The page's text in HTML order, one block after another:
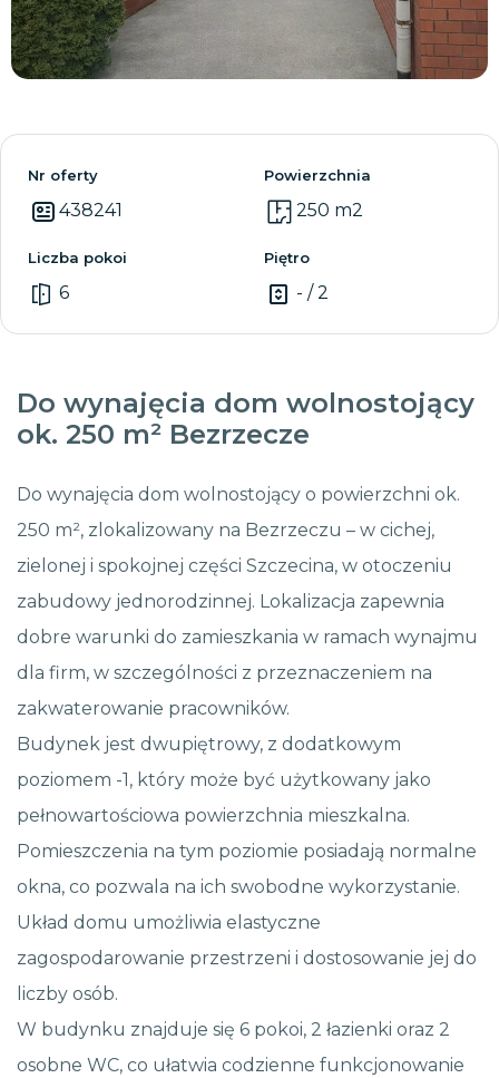
Nr oferty
438241
Powierzchnia
250 m2
Liczba pokoi
6
Piętro
- / 2
Do wynajęcia dom wolnostojący
ok. 250 m² Bezrzecze
Do wynajęcia dom wolnostojący o powierzchni ok.
250 m², zlokalizowany na Bezrzeczu – w cichej,
zielonej i spokojnej części Szczecina, w otoczeniu
zabudowy jednorodzinnej. Lokalizacja zapewnia
dobre warunki do zamieszkania w ramach wynajmu
dla firm, w szczególności z przeznaczeniem na
zakwaterowanie pracowników.
Budynek jest dwupiętrowy, z dodatkowym
poziomem -1, który może być użytkowany jako
pełnowartościowa powierzchnia mieszkalna.
Pomieszczenia na tym poziomie posiadają normalne
okna, co pozwala na ich swobodne wykorzystanie.
Układ domu umożliwia elastyczne
zagospodarowanie przestrzeni i dostosowanie jej do
liczby osób.
W budynku znajduje się 6 pokoi, 2 łazienki oraz 2
osobne WC, co ułatwia codzienne funkcjonowanie